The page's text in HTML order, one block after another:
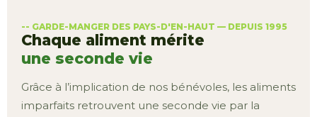
-- GARDE-MANGER DES PAYS-D'EN-HAUT — DEPUIS 1995
Chaque aliment mérite
une seconde vie
Grâce à l’implication de nos bénévoles, les aliments
imparfaits retrouvent une seconde vie par la